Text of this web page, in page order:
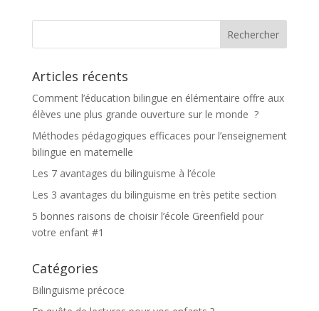
Articles récents
Comment l’éducation bilingue en élémentaire offre aux
élèves une plus grande ouverture sur le monde ?
Méthodes pédagogiques efficaces pour l’enseignement
bilingue en maternelle
Les 7 avantages du bilinguisme à l’école
Les 3 avantages du bilinguisme en très petite section
5 bonnes raisons de choisir l’école Greenfield pour
votre enfant #1
Catégories
Bilinguisme précoce